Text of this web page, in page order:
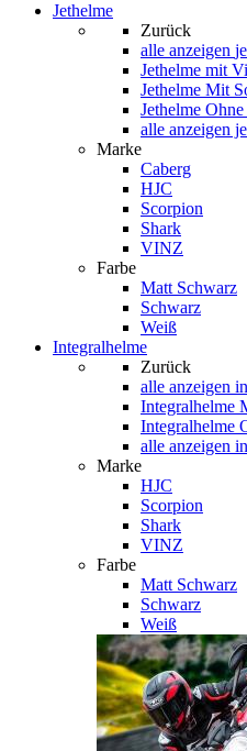
Jethelme
Zurück
alle anzeigen
Jethelme mit
Jethelme Mit
Jethelme
alle anzeigen
Marke
Caberg
HJC
Scorpion
Shark
VINZ
Farbe
Matt Schwarz
Schwarz
Weiß
Integralhelme
Zurück
alle anzeigen
Integralhelme
Integralhelme
alle anzeigen
Marke
HJC
Scorpion
Shark
VINZ
Farbe
Matt Schwarz
Schwarz
Weiß